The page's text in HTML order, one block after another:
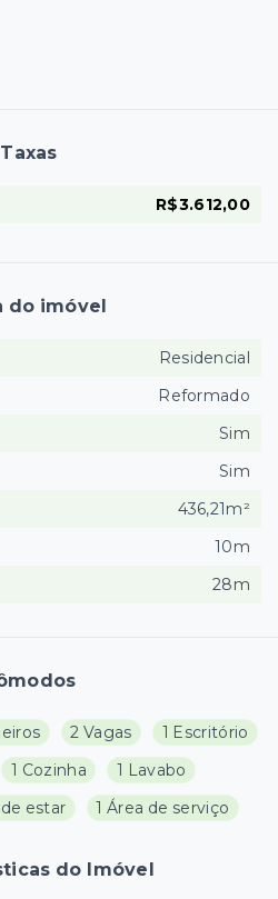
2 Vagas
1 Escritório
1 Cozinha
1 Lavabo
de estar 1 Área de serviço
do Imóvel
Taxas
R$3.612,00
do imóvel
Residencial
Reformado
Sim
Sim
436,21m²
10m
28m